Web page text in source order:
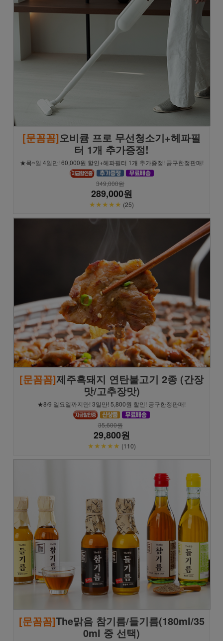
[문꼼꼼]오비큠 프로 무선청소기+헤파필
터 1개 추가증정!
★목~일 4일만! 60,000원 할인+헤파필터 1개 추가증정! 공구한정판매!
349,000원
289,000원
★★★★★ (25)
[문꼼꼼]제주흑돼지 연탄불고기 2종 (간장
맛/고추장맛)
★8/9 일요일까지만! 3일만! 5,800원 할인! 공구한정판매!
35,600원
29,800원
★★★★★ (110)
[문꼼꼼]The맑음 참기름/들기름(180ml/35
0ml 중 선택)